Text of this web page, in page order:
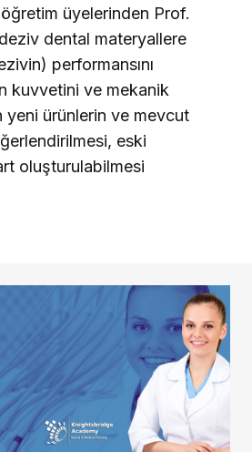
üyelerinden Prof.
dental materyallere
performansını
kuvvetini ve mekanik
yeni ürünlerin ve mevcut
eski
oluşturulabilmesi